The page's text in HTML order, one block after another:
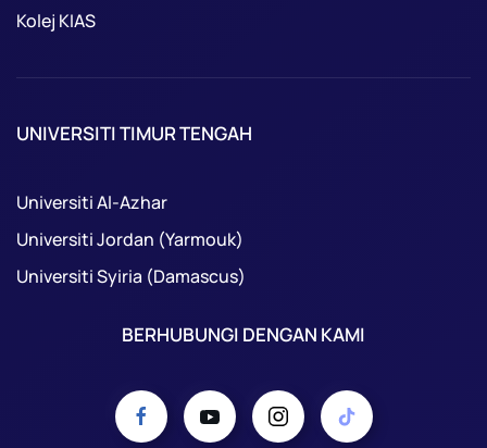
Kolej KIAS
UNIVERSITI TIMUR TENGAH
Universiti Al-Azhar
Universiti Jordan (Yarmouk)
Universiti Syiria (Damascus)
BERHUBUNGI DENGAN KAMI